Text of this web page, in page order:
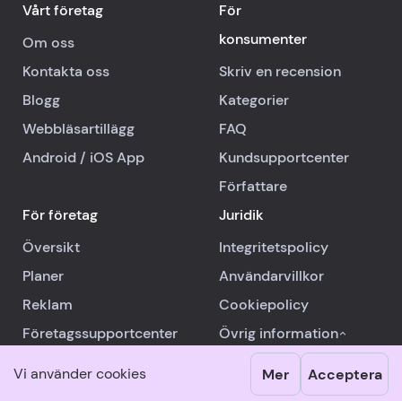
Vi använder cookies Mer Acceptera
Vårt företag
Om oss
Kontakta oss
Blogg
Webbläsartillägg
Android / iOSApp
För
konsumenter
Skriv en recension
Kategorier
FAQ
Kundsupportcenter
Författare
För företag
Översikt
Planer
Reklam
Företagssupportcenter
Juridik
Integritetspolicy
Användarvillkor
Cookiepolicy
Övrig information
Alla rättigheter förbehållna.